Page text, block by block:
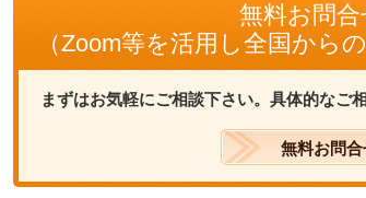
無料お問
（Zoom等を活用し全国から
まずはお気軽にご相談下さい。具体的なご
無料お問